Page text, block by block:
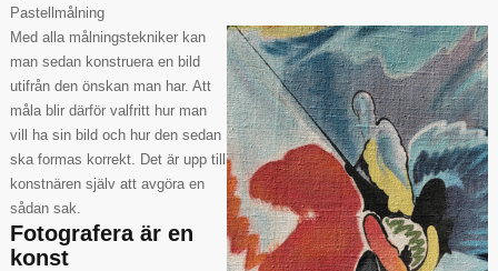
Pastellmålning
Med alla målningstekniker kan
man sedan konstruera en bild
utifrån den önskan man har. Att
måla blir därför valfritt hur man
vill ha sin bild och hur den sedan
ska formas korrekt. Det är upp till
konstnären själv att avgöra en
sådan sak.
Fotografera är en
konst